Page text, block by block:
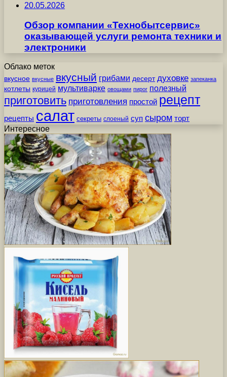
20.05.2026
Обзор компании «Технобытсервис»
оказывающей услуги ремонта техники и
электроники
Облако меток
вкусное вкусные вкусный грибами десерт духовке запеканка
котлеты курицей мультиварке овощами пирог полезный
приготовить приготовления простой рецепт
рецепты салат секреты слоеный суп сыром торт
Интересное